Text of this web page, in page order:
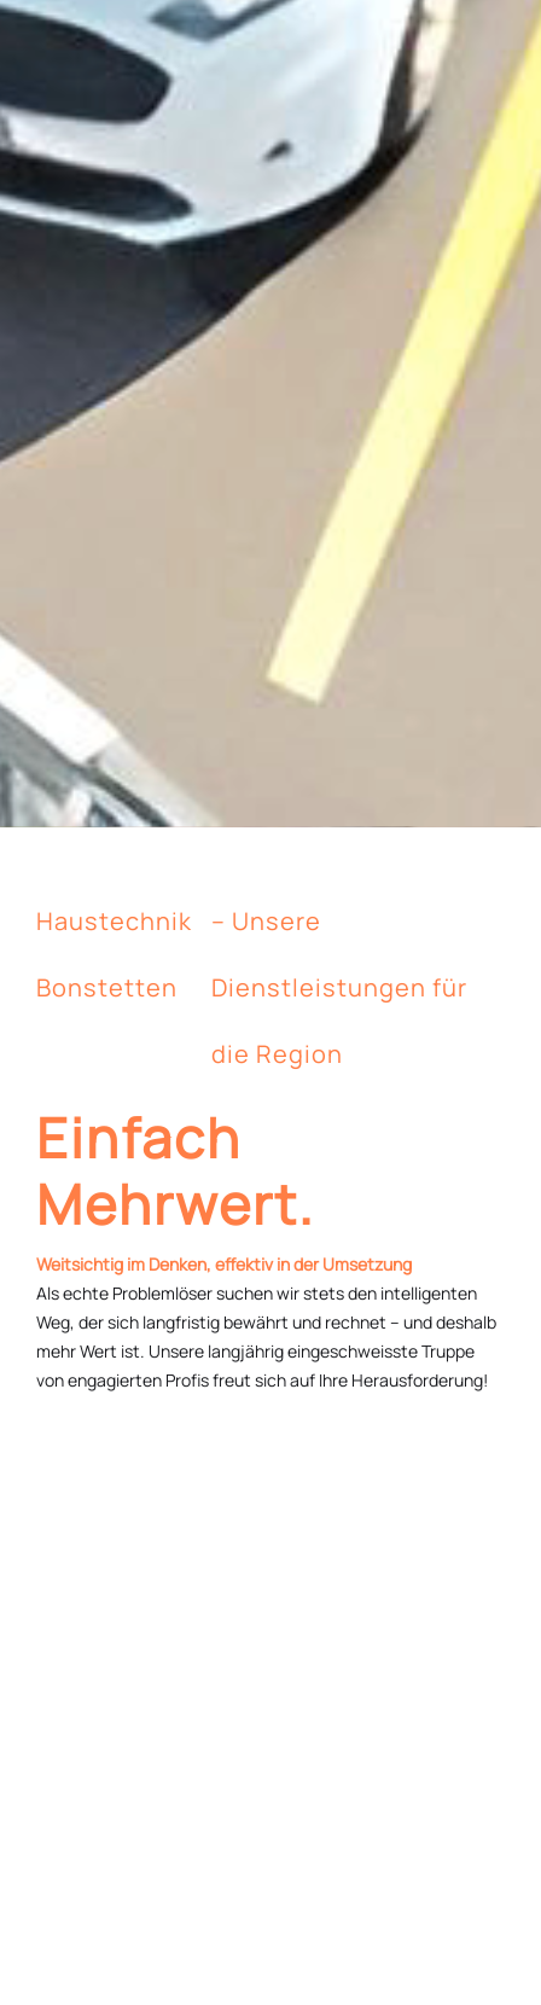
Haustechnik
Bonstetten
– Unsere
Dienstleistungen für
die Region
Einfach
Mehrwert.
Weitsichtig im Denken, effektiv in der Umsetzung
Als echte Problemlöser suchen wir stets den intelligenten
Weg, der sich langfristig bewährt und rechnet – und deshalb
mehr Wert ist. Unsere langjährig eingeschweisste Truppe
von engagierten Profis freut sich auf Ihre Herausforderung!